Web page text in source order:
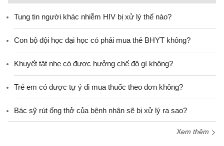
Tung tin người khác nhiễm HIV bị xử lý thế nào?
Con bộ đội học đại học có phải mua thẻ BHYT không?
Khuyết tật nhẹ có được hưởng chế độ gì không?
Trẻ em có được tự ý đi mua thuốc theo đơn không?
Bác sỹ rút ống thở của bệnh nhân sẽ bị xử lý ra sao?
Xem thêm